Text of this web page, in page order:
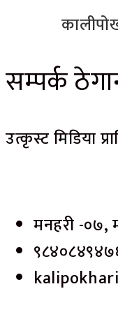
सम्पर्क
उत्कृस्ट मिडिया
मनहरी -०७,